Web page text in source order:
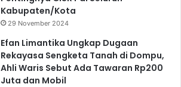
Kabupaten/Kota
29 November 2024
Efan Limantika Ungkap Dugaan
Rekayasa Sengketa Tanah di Dompu,
Ahli Waris Sebut Ada Tawaran Rp200
Juta dan Mobil